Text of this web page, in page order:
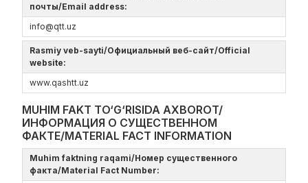
почты/Email address:
info@qtt.uz
Rasmiy veb-sayti/Официальный веб-сайт/Official
website:
www.qashtt.uz
MUHIM FAKT TO‘G‘RISIDA AXBOROT/
ИНФОРМАЦИЯ О СУЩЕСТВЕННОМ
ФАКТЕ/MATERIAL FACT INFORMATION
Muhim faktning raqami/Номер существенного
факта/Material Fact Number: